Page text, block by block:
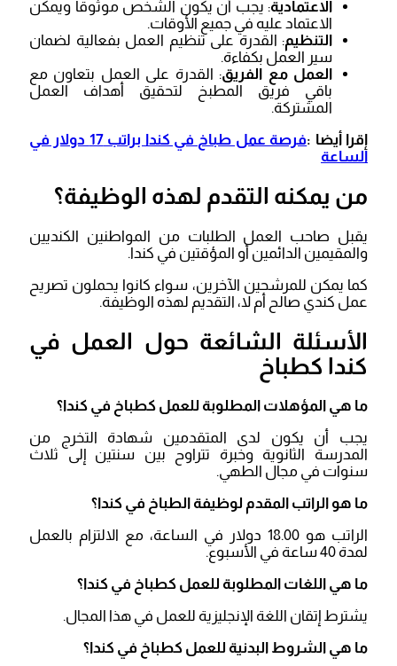
الاعتمادية: يجب أن يكون الشخص موثوقًا ويمكن
الاعتماد عليه في جميع الأوقات.
التنظيم: القدرة على تنظيم العمل بفعالية لضمان
سير العمل بكفاءة.
العمل مع الفريق: القدرة على العمل بتعاون مع
باقي فريق المطبخ لتحقيق أهداف العمل
المشتركة.
إقرا أيضا :
فرصة عمل طباخ في كندا براتب 17 دولار في
الساعة
من يمكنه التقدم لهذه الوظيفة؟
يقبل صاحب العمل الطلبات من المواطنين الكنديين
والمقيمين الدائمين أو المؤقتين في كندا.
كما يمكن للمرشحين الآخرين، سواء كانوا يحملون تصريح
عمل كندي صالح أم لا، التقديم لهذه الوظيفة.
الأسئلة الشائعة حول العمل في
كندا كطباخ
ما هي المؤهلات المطلوبة للعمل كطباخ في كندا؟
يجب أن يكون لدى المتقدمين شهادة التخرج من
المدرسة الثانوية وخبرة تتراوح بين سنتين إلى ثلاث
سنوات في مجال الطهي.
ما هو الراتب المقدم لوظيفة الطباخ في كندا؟
الراتب هو 18.00 دولار في الساعة، مع الالتزام بالعمل
لمدة 40 ساعة في الأسبوع.
ما هي اللغات المطلوبة للعمل كطباخ في كندا؟
يشترط إتقان اللغة الإنجليزية للعمل في هذا المجال.
ما هي الشروط البدنية للعمل كطباخ في كندا؟